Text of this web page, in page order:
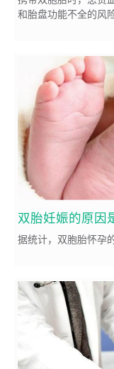
和胎盘功能不全的风
双胎妊娠的原因
据统计，双胞胎怀孕